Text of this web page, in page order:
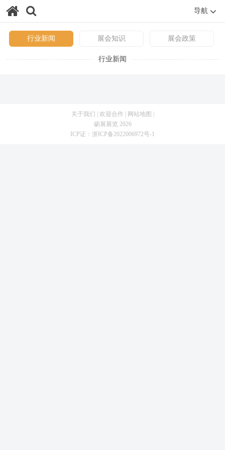
导航
行业新闻 展会知识 展会政策
行业新闻
关于我们 欢迎合作 网站地图
砺展展览 2026
ICP证： 浙ICP备2022006972号-1